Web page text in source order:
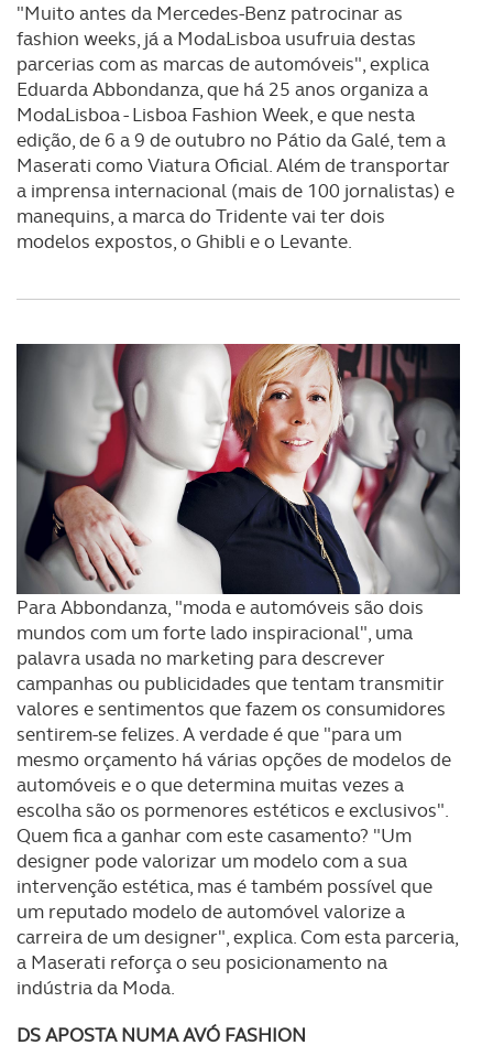
"Muito antes da Mercedes-Benz patrocinar as
fashion weeks, já a ModaLisboa usufruia destas
parcerias com as marcas de automóveis", explica
Eduarda Abbondanza, que há 25 anos organiza a
ModaLisboa - Lisboa Fashion Week, e que nesta
edição, de 6 a 9 de outubro no Pátio da Galé, tem a
Maserati como Viatura Oficial. Além de transportar
a imprensa internacional (mais de 100 jornalistas) e
manequins, a marca do Tridente vai ter dois
modelos expostos, o Ghibli e o Levante.
Para Abbondanza, "moda e automóveis são dois
mundos com um forte lado inspiracional", uma
palavra usada no marketing para descrever
campanhas ou publicidades que tentam transmitir
valores e sentimentos que fazem os consumidores
sentirem-se felizes. A verdade é que "para um
mesmo orçamento há várias opções de modelos de
automóveis e o que determina muitas vezes a
escolha são os pormenores estéticos e exclusivos".
Quem fica a ganhar com este casamento? "Um
designer pode valorizar um modelo com a sua
intervenção estética, mas é também possível que
um reputado modelo de automóvel valorize a
carreira de um designer", explica. Com esta parceria,
a Maserati reforça o seu posicionamento na
indústria da Moda.
DS APOSTA NUMA AVÓ FASHION